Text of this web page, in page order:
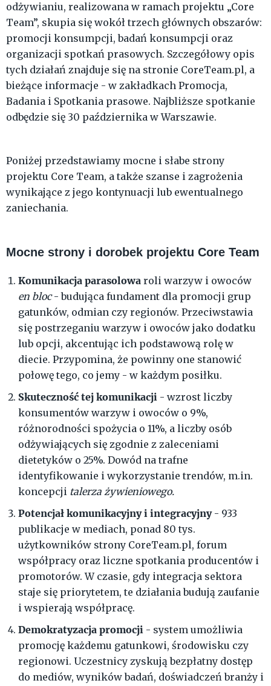
odżywianiu, realizowana w ramach projektu „Core
Team”, skupia się wokół trzech głównych obszarów:
promocji konsumpcji, badań konsumpcji oraz
organizacji spotkań prasowych. Szczegółowy opis
tych działań znajduje się na stronie CoreTeam.pl, a
bieżące informacje - w zakładkach Promocja,
Badania i Spotkania prasowe. Najbliższe spotkanie
odbędzie się 30 października w Warszawie.
Poniżej przedstawiamy mocne i słabe strony
projektu Core Team, a także szanse i zagrożenia
wynikające z jego kontynuacji lub ewentualnego
zaniechania.
Mocne strony i dorobek projektu Core Team
Komunikacja parasolowa roli warzyw i owoców
en bloc- budująca fundament dla promocji grup
gatunków, odmian czy regionów. Przeciwstawia
się postrzeganiu warzyw i owoców jako dodatku
lub opcji, akcentując ich podstawową rolę w
diecie. Przypomina, że powinny one stanowić
połowę tego, co jemy - w każdym posiłku.
Skuteczność tej komunikacji - wzrost liczby
konsumentów warzyw i owoców o 9%,
różnorodności spożycia o 11%, a liczby osób
odżywiających się zgodnie z zaleceniami
dietetyków o 25%. Dowód na trafne
identyfikowanie i wykorzystanie trendów, m.in.
koncepcji talerza żywieniowego.
Potencjał komunikacyjny i integracyjny - 933
publikacje w mediach, ponad 80 tys.
użytkowników strony CoreTeam.pl, forum
współpracy oraz liczne spotkania producentów i
promotorów. W czasie, gdy integracja sektora
staje się priorytetem, te działania budują zaufanie
i wspierają współpracę.
Demokratyzacja promocji - system umożliwia
promocję każdemu gatunkowi, środowisku czy
regionowi. Uczestnicy zyskują bezpłatny dostęp
do mediów, wyników badań, doświadczeń branży i